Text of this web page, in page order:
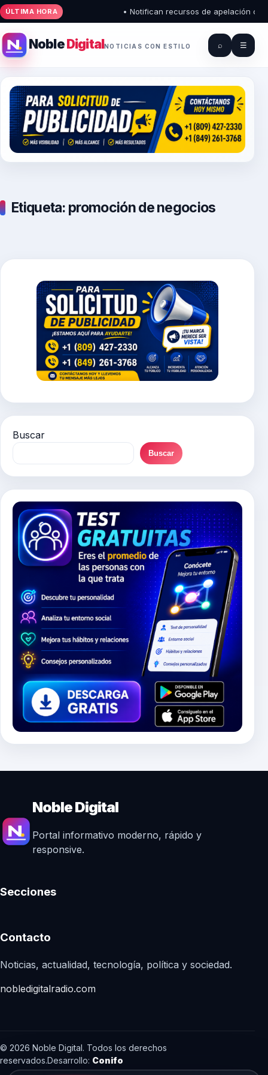
ÚLTIMA HORA • Notifican recursos de apelación
NobleDigitalNOTICIAS CON ESTILO ⌕ ☰
Etiqueta: promoción de negocios
Buscar
Buscar
Noble Digital
Portal informativo moderno, rápido y
responsive.
Secciones
Contacto
Noticias, actualidad, tecnología, política y sociedad.
nobledigitalradio.com
© 2026 Noble Digital. Todos los derechos
reservados.Desarrollo: Conifo